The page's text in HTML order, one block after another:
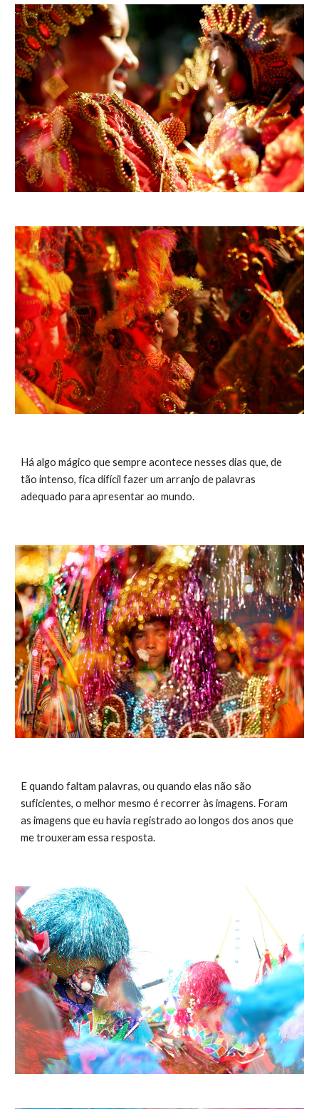
Há algo mágico que sempre acontece nesses dias que, de
tão intenso, fica difícil fazer um arranjo de palavras
adequado para apresentar ao mundo.
E quando faltam palavras, ou quando elas não são
suficientes, o melhor mesmo é recorrer às imagens. Foram
as imagens que eu havia registrado ao longos dos anos que
me trouxeram essa resposta.